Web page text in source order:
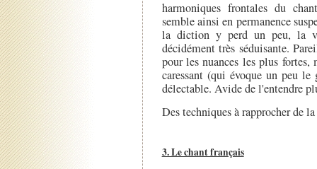
harmoniques frontales du
semble ainsi en permanence
la diction y perd un peu, la
décidément très séduisante.
pour les nuances les plus
caressant (qui évoque un peu
délectable. Avide de l'entendre
Des techniques à rapprocher de
3. Le chant français